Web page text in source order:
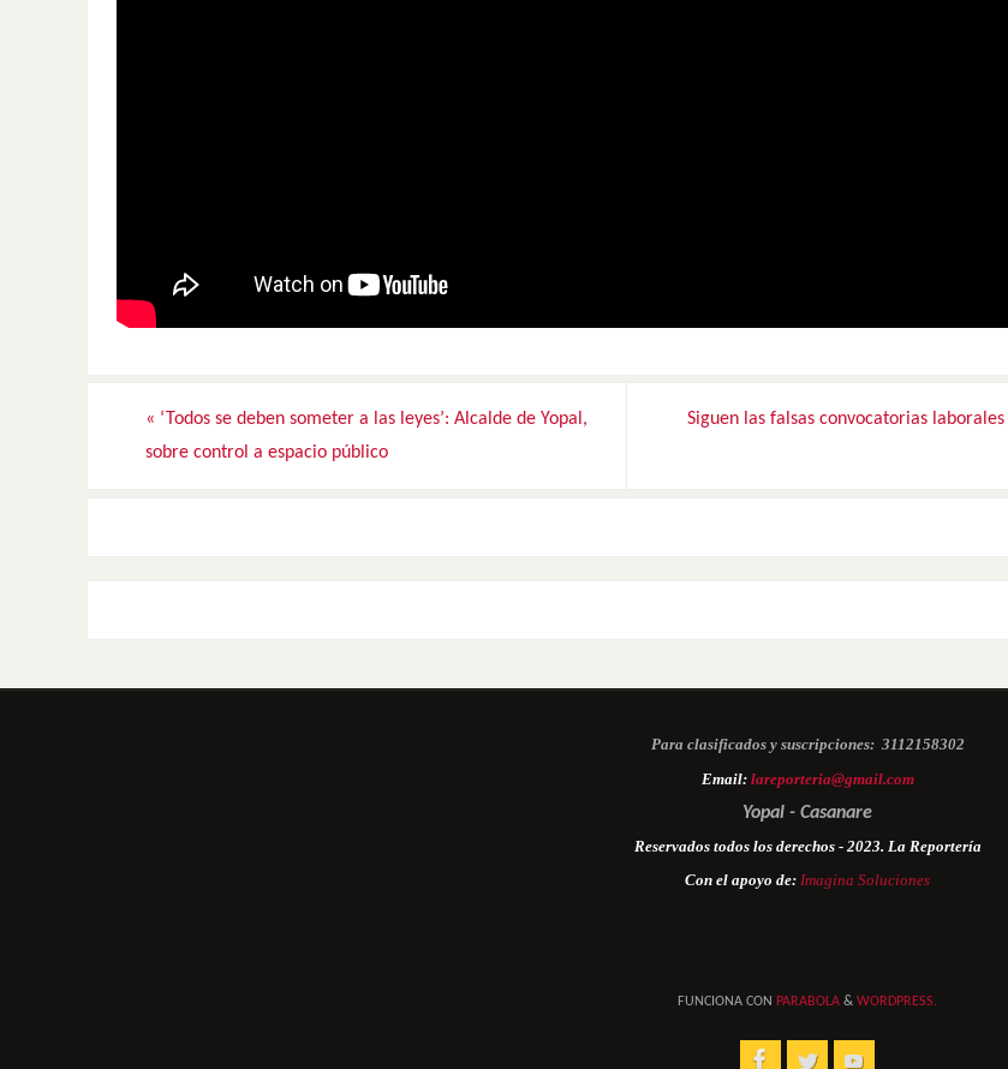
« ‘Todos se deben someter a las leyes’: Alcalde de Yopal,
sobre control a espacio público
Siguen las falsas convocatorias
Para clasificados y suscripciones: 3112158302
Email: lareporteria@gmail.com
Yopal - Casanare
Reservados todos los derechos - 2023. La Reportería
Con el apoyo de: Imagina Soluciones
FUNCIONA CON PARABOLA & WORDPRESS.